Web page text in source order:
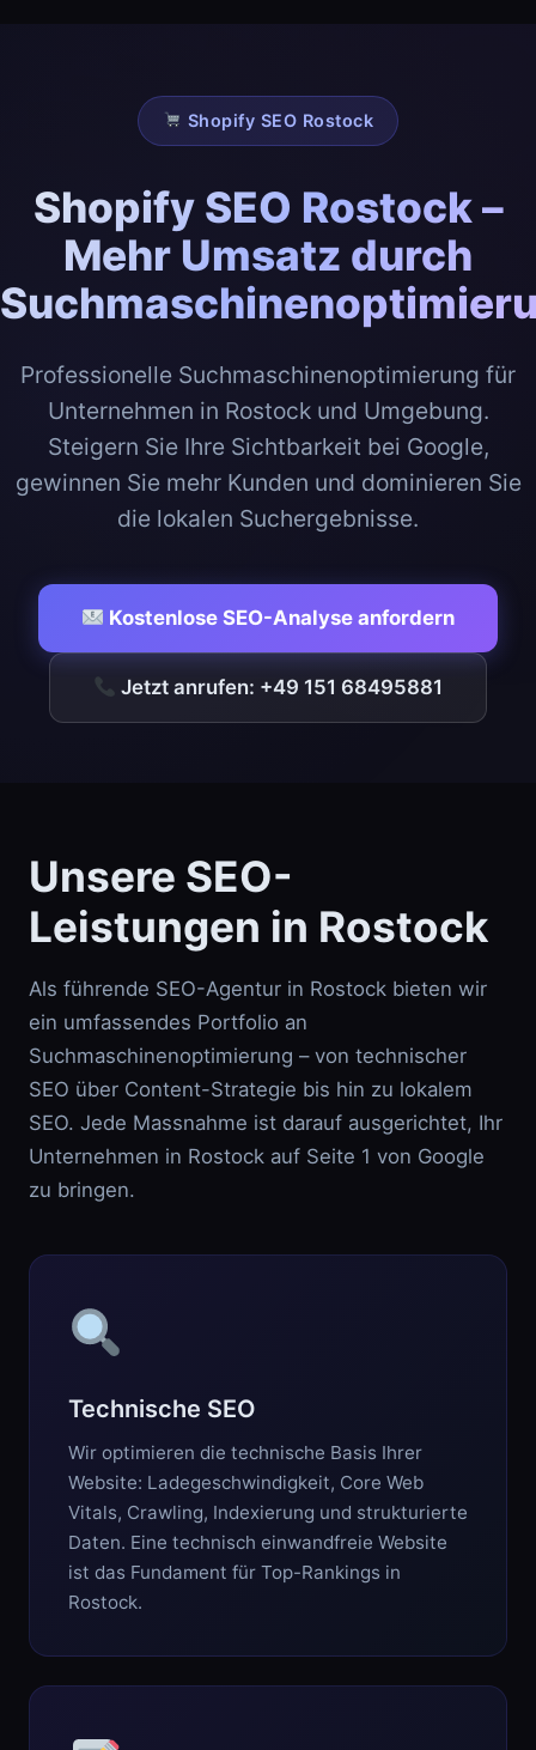
Shopify SEO Rostock
Shopify SEO Rostock –
Mehr Umsatz durch
Professionelle Suchmaschinenoptimierung für
Unternehmen in Rostock und Umgebung.
Steigern Sie Ihre Sichtbarkeit bei Google,
gewinnen Sie mehr Kunden und dominieren Sie
die lokalen Suchergebnisse.
Kostenlose SEO-Analyse anfordern
Jetzt anrufen: +49 151 68495881
Unsere SEO-
Leistungen in Rostock
Als führende SEO-Agentur in Rostock bieten wir
ein umfassendes Portfolio an
Suchmaschinenoptimierung – von technischer
SEO über Content-Strategie bis hin zu lokalem
SEO. Jede Massnahme ist darauf ausgerichtet, Ihr
Unternehmen in Rostock auf Seite 1 von Google
zu bringen.
Technische SEO
Wir optimieren die technische Basis Ihrer
Website: Ladegeschwindigkeit, Core Web
Vitals, Crawling, Indexierung und strukturierte
Daten. Eine technisch einwandfreie Website
ist das Fundament für Top-Rankings in
Rostock.